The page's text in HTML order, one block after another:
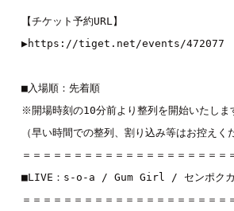
【チケット予約URL】
▶https://tiget.net/events/472077
■入場順：先着順
※開場時刻の10分前より整列を開始いたしま
（早い時間での整列、割り込み等はお控えく
＝＝＝＝＝＝＝＝＝＝＝＝＝＝＝＝＝＝＝＝
■LIVE： s-o-a / Gum Girl / センポク
＝＝＝＝＝＝＝＝＝＝＝＝＝＝＝＝＝＝＝＝